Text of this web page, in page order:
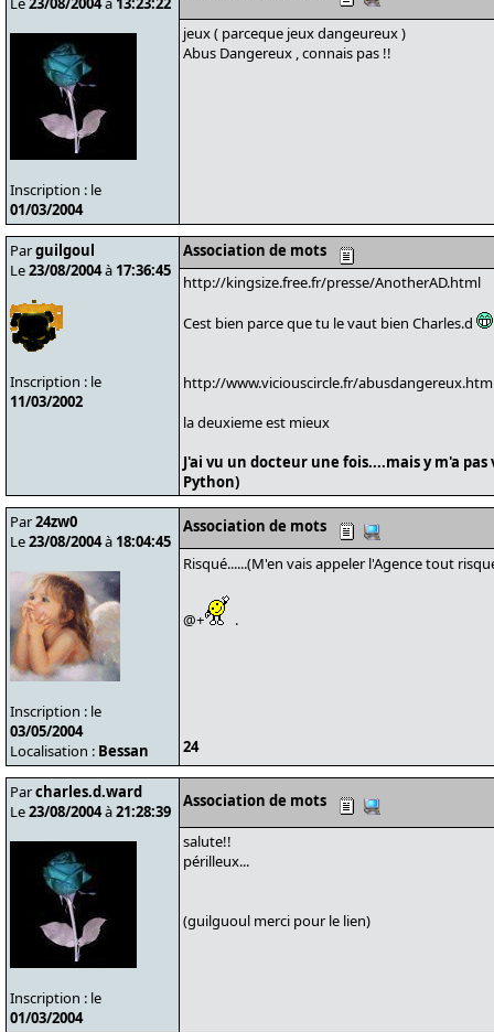
Inscription : le
01/03/2004
jeux ( parceque jeux dangeureux )
Abus Dangereux , connais pas !!
Parguilgoul
Le23/08/2004à 17:36:45
Inscription : le
11/03/2002
Association de mots
http://kingsize.free.fr/presse/AnotherAD.html
Cest bien parce que tu le vaut bien Charles.d
http://www.viciouscircle.fr/
la deuxieme est mieux
J'ai vu un docteur une fois....mais y m'a
Python)
Par24zw0
Le23/08/2004à 18:04:45
Inscription : le
03/05/2004
Localisation : Bessan
Association de mots
Risqué......(M'en vais appeler l'Agence tout
@+ .
24
Parcharles.d.ward
Le23/08/2004à21:28:39
Inscription : le
01/03/2004
Association de mots
salute!!
périlleux...
(guilguoul merci pour le lien)